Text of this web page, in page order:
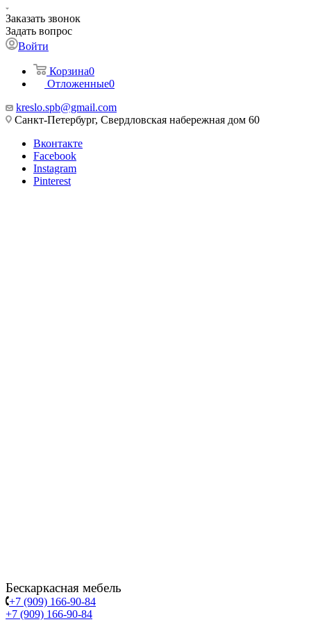
Заказать звонок
Задать вопрос
Войти
Корзина0
Отложенные0
kreslo.spb@gmail.com
Санкт-Петербург, Свердловская набережная дом 60
Вконтакте
Facebook
Instagram
Pinterest
Бескаркасная мебель
+7 (909) 166-90-84
+7 (909) 166-90-84